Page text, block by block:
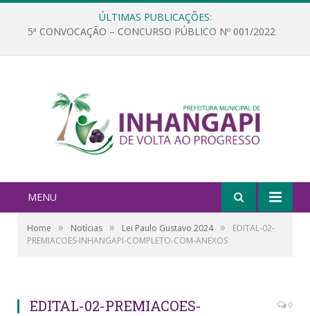
ÚLTIMAS PUBLICAÇÕES:
5ª CONVOCAÇÃO – CONCURSO PÚBLICO Nº 001/2022
MENU
Home » Notícias » Lei Paulo Gustavo 2024 »
EDITAL-02-
PREMIACOES-INHANGAPI-COMPLETO-COM-ANEXOS
EDITAL-02-PREMIACOES-
0